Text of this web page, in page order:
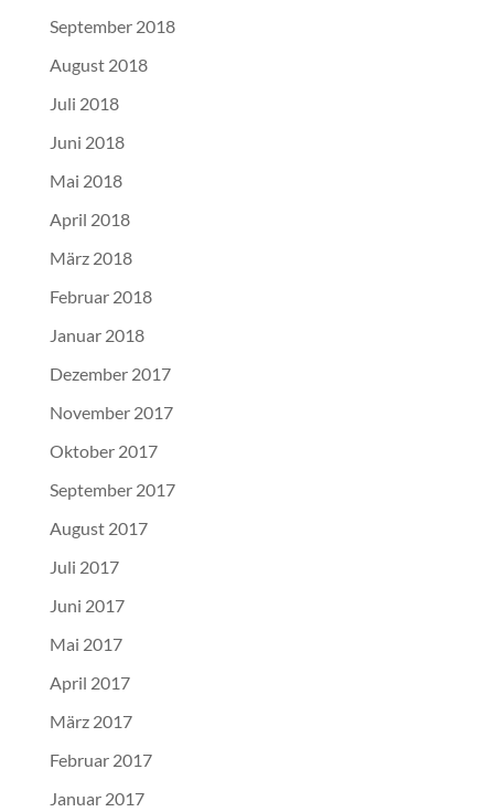
September 2018
August 2018
Juli 2018
Juni 2018
Mai 2018
April 2018
März 2018
Februar 2018
Januar 2018
Dezember 2017
November 2017
Oktober 2017
September 2017
August 2017
Juli 2017
Juni 2017
Mai 2017
April 2017
März 2017
Februar 2017
Januar 2017